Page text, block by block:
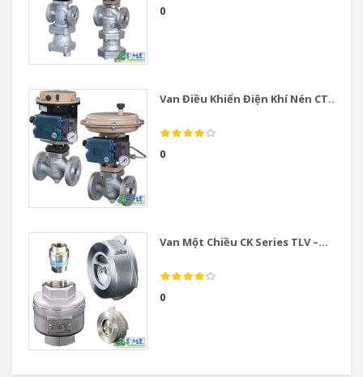
0
Van Điều Khiển Điện Khí Nén CT...
0
Van Một Chiều CK Series TLV –...
0